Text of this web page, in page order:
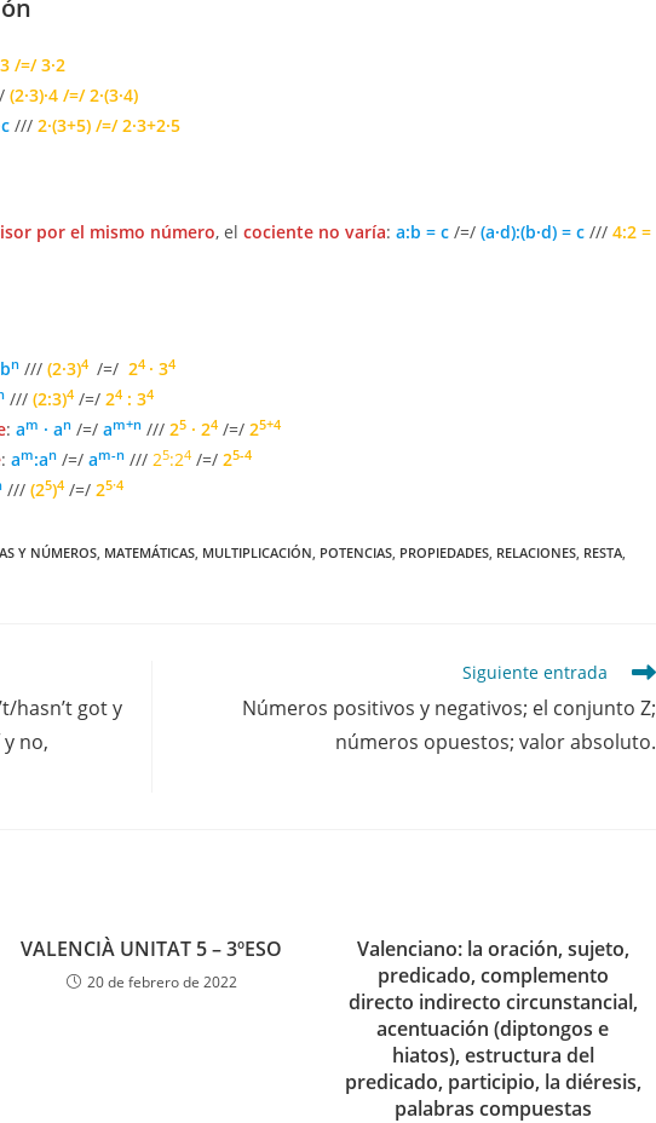
/=/ 3·2
(2·3)·4 /=/ 2·(3·4)
/// 2·(3+5) /=/ 2·3+2·5
por el mismo número, el cociente no varía: a:b = c /=/ (a·d):(b·d) = c /// 4:2 =
n /// (2·3)4 /=/ 24 · 34
/// (2:3)4 /=/ 24 : 34
: am · an /=/ am+n /// 25 · 24 /=/ 25+4
: am:an /=/ am-n /// 25:24 /=/ 25-4
/// (25)4 /=/ 25·4
Y NÚMEROS, MATEMÁTICAS, MULTIPLICACIÓN, POTENCIAS, PROPIEDADES, RELACIONES, RESTA,
hasn’t got y
no,
Siguiente entrada
Números positivos y negativos; el conjunto Z;
números opuestos; valor absoluto.
VALENCIÀ UNITAT 5 – 3ºESO
20 de febrero de 2022
Valenciano: la oración, sujeto,
predicado, complemento
directo indirecto circunstancial,
acentuación (diptongos e
hiatos), estructura del
predicado, participio, la diéresis,
palabras compuestas